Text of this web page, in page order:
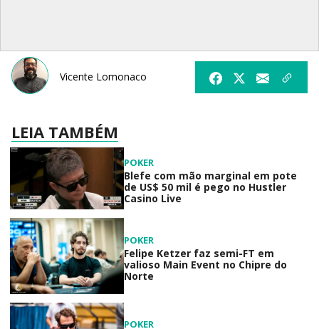
Vicente Lomonaco
LEIA TAMBÉM
POKER
Blefe com mão marginal em pote
de US$ 50 mil é pego no Hustler
Casino Live
POKER
Felipe Ketzer faz semi-FT em
valioso Main Event no Chipre do
Norte
POKER